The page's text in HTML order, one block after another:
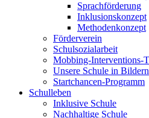
Sprachförderung
Inklusionskonzept
Methodenkonzept
Förderverein
Schulsozialarbeit
Mobbing-Interventions-
Unsere Schule in Bildern
Startchancen-Programm
Schulleben
Inklusive Schule
Nachhaltige Schule